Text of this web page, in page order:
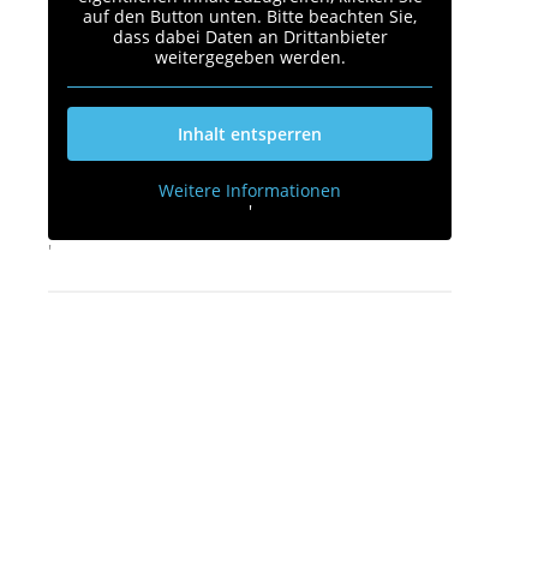
auf den Button unten. Bitte beachten Sie,
dass dabei Daten an Drittanbieter
weitergegeben werden.
Inhalt entsperren
Weitere Informationen
'
'